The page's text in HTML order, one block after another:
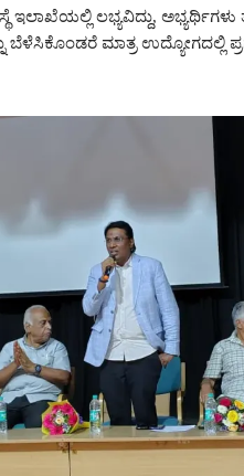
ಇಲಾಖೆಯಲ್ಲಿ ಲಭ್ಯವಿದ್ದು,
ಮಾತ್ರ ಉದ್ಯೋಗದಲ್ಲಿ